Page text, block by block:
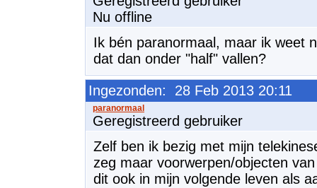
Nu offline
Ik bén paranormaal, maar ik weet
dat dan onder "half" vallen?
Ingezonden: 28 Feb 2013 20:11
Geregistreerd gebruiker
Zelf ben ik bezig met mijn
zeg maar voorwerpen/objecten
dit ook in mijn volgende leven als